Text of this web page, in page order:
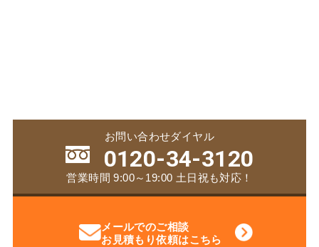
お問い合わせダイヤル
0120-34-3120
営業時間 9:00～19:00 土日祝も対応！
メールでのご相談
お見積もり依頼はこちら